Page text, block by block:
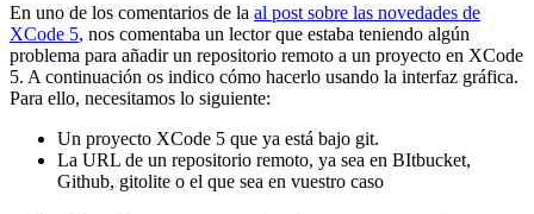
En uno de los comentarios de la al post sobre las novedades de
XCode 5, nos comentaba un lector que estaba teniendo algún
problema para añadir un repositorio remoto a un proyecto en XCode
5. A continuación os indico cómo hacerlo usando la interfaz gráfica.
Para ello, necesitamos lo siguiente:
Un proyecto XCode 5 que ya está bajo git.
La URL de un repositorio remoto, ya sea en BItbucket,
Github, gitolite o el que sea en vuestro caso